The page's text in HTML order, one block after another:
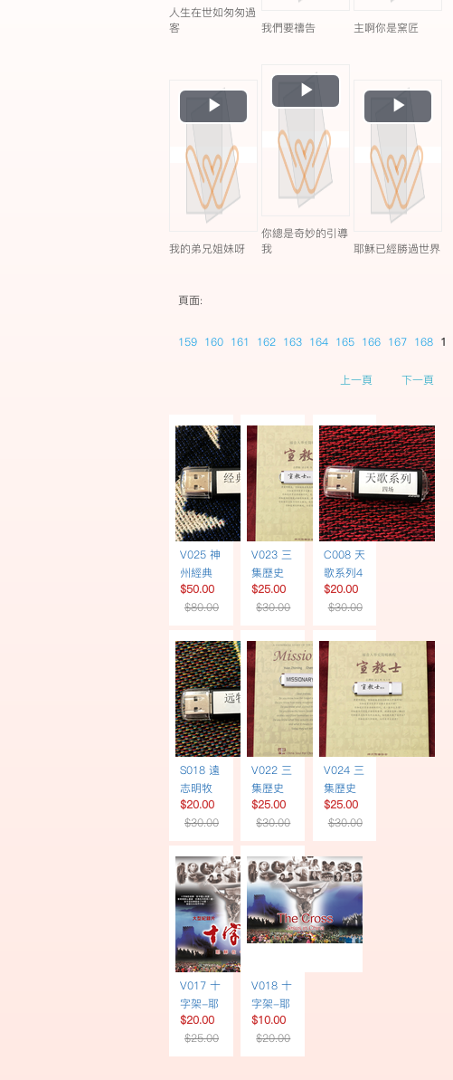
人生在世如匆匆過
客
我們要禱告 主啊你是窯匠
Play
Video
我的弟兄姐妹呀
Play
Video
你總是奇妙的引導
我
Play
Video
耶穌已經勝過世界
頁面:
159 160 161 162 163 164 165 166 167 168 169
上一頁 下一頁
V025 神
州經典
影視6部
| USB |
音
$50.00
$80.00
V023 三
集歷史
專題片
《宣教
體書
USB繁
體字幕
$25.00
$30.00
C008 天
歌系列4
場 | 音樂
佈道培
$20.00
$30.00
S018 遠
志明牧
師講道
60講 |
$20.00
$30.00
V022 三
集歷史
專題片
《宣教
文書
USB英
文配音
$25.00
$30.00
V024 三
集歷史
專題片
《宣教
體書
USB簡
體字幕
$25.00
$30.00
V017 十
字架-耶
穌在中
國 | 歐洲
語言配
$20.00
$25.00
V018 十
字架-耶
穌在中
國 | 英文
配音 |
$10.00
$20.00